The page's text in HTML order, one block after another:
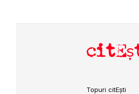
Topuri citEști